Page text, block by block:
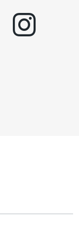
instagram